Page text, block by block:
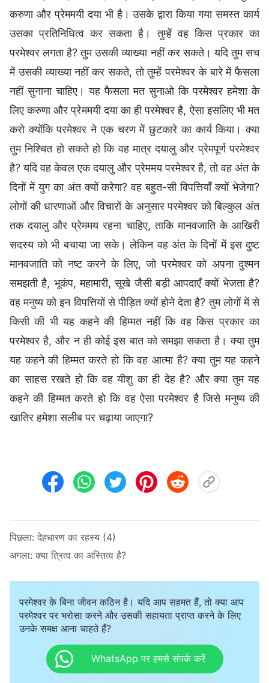
करुणा और प्रेममयी दया भी है। उसके द्वारा किया गया समस्त कार्य
उसका प्रतिनिधित्व कर सकता है। तुम्हें वह किस प्रकार का
परमेश्वर लगता है? तुम उसकी व्याख्या नहीं कर सकते। यदि तुम सच
में उसकी व्याख्या नहीं कर सकते, तो तुम्हें परमेश्वर के बारे में फैसला
नहीं सुनाना चाहिए। यह फैसला मत सुनाओ कि परमेश्वर हमेशा के
लिए करुणा और प्रेममयी दया का ही परमेश्वर है, ऐसा इसलिए भी मत
करो क्योंकि परमेश्वर ने एक चरण में छुटकारे का कार्य किया। क्या
तुम निश्चित हो सकते हो कि वह मात्र दयालु और प्रेमपूर्ण परमेश्वर
है? यदि वह केवल एक दयालु और प्रेममय परमेश्वर है, तो वह अंत के
दिनों में युग का अंत क्यों करेगा? वह बहुत-सी विपत्तियाँ क्यों भेजेगा?
लोगों की धारणाओं और विचारों के अनुसार परमेश्वर को बिल्कुल अंत
तक दयालु और प्रेममय रहना चाहिए, ताकि मानवजाति के आखिरी
सदस्य को भी बचाया जा सके। लेकिन वह अंत के दिनों में इस दुष्ट
मानवजाति को नष्ट करने के लिए, जो परमेश्वर को अपना दुश्मन
समझती है, भूकंप, महामारी, सूखे जैसी बड़ी आपदाएँ क्यों भेजता है?
वह मनुष्य को इन विपत्तियों से पीड़ित क्यों होने देता है? तुम लोगों में से
किसी की भी यह कहने की हिम्मत नहीं कि वह किस प्रकार का
परमेश्वर है, और न ही कोई इस बात को समझा सकता है। क्या तुम
यह कहने की हिम्मत करते हो कि वह आत्मा है? क्या तुम यह कहने
का साहस रखते हो कि वह यीशु का ही देह है? और क्या तुम यह
कहने की हिम्मत करते हो कि वह ऐसा परमेश्वर है जिसे मनुष्य की
खातिर हमेशा सलीब पर चढ़ाया जाएगा?
पिछला: देहधारण का रहस्य (4)
अगला: क्या त्रित्व का अस्तित्व है?
परमेश्वर के बिना जीवन कठिन है। यदि आप सहमत हैं, तो क्या आप
परमेश्वर पर भरोसा करने और उसकी सहायता प्राप्त करने के लिए
उनके समक्ष आना चाहते हैं?
WhatsApp पर हमसे संपर्क करें